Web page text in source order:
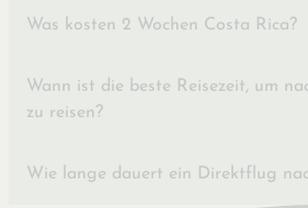
Was kosten 2 Wochen Costa Rica?
Wann ist die beste Reisezeit, um
zu reisen?
Wie lange dauert ein Direktflug